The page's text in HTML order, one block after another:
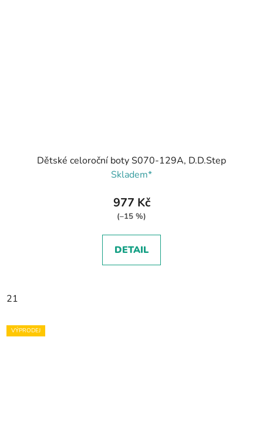
Dětské celoroční boty S070-129A, D.D.Step
Skladem*
977 Kč
(–15 %)
DETAIL
21
VÝPRODEJ